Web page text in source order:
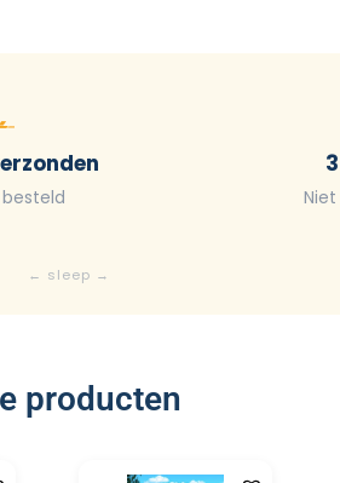
besteld
producten